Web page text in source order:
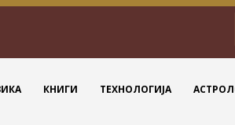
КНИГИ ТЕХНОЛОГИЈА